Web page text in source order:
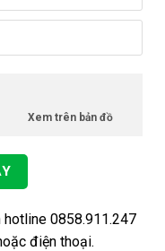
Xem trên bản đồ
hotline 0858.911.247
điện thoại.